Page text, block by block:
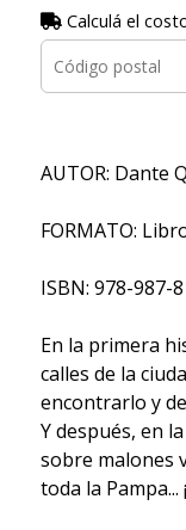
Calculá el
AUTOR: Dante
FORMATO:
ISBN: 978-987-
En la primera
calles de la
encontrarlo y
Y después, en
sobre malones
toda la Pampa...